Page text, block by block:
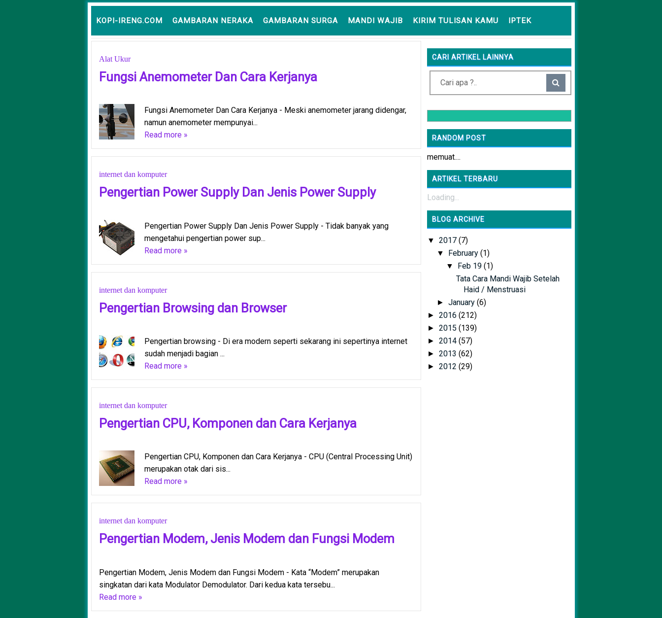
KOPI-IRENG.COM GAMBARAN NERAKA GAMBARAN SURGA MANDI WAJIB KIRIM TULISAN KAMU IPTEK
Alat Ukur
Fungsi Anemometer Dan Cara Kerjanya
Fungsi Anemometer Dan Cara Kerjanya - Meski anemometer jarang didengar,
namun anemometer mempunyai...
Read more »
internet dan komputer
Pengertian Power Supply Dan Jenis Power Supply
Pengertian Power Supply Dan Jenis Power Supply - Tidak banyak yang
mengetahui pengertian power sup...
Read more »
internet dan komputer
Pengertian Browsing dan Browser
Pengertian browsing - Di era modern seperti sekarang ini sepertinya internet
sudah menjadi bagian ...
Read more »
internet dan komputer
Pengertian CPU, Komponen dan Cara Kerjanya
Pengertian CPU, Komponen dan Cara Kerjanya - CPU (Central Processing Unit)
merupakan otak dari sis...
Read more »
internet dan komputer
Pengertian Modem, Jenis Modem dan Fungsi Modem
Pengertian Modem, Jenis Modem dan Fungsi Modem - Kata “Modem” merupakan
singkatan dari kata Modulator Demodulator. Dari kedua kata tersebu...
Read more »
CARI ARTIKEL LAINNYA
RANDOM POST
memuat....
ARTIKEL TERBARU
Loading...
BLOG ARCHIVE
▼ 2017 (7)
▼ February(1)
▼ Feb 19(1)
Tata Cara Mandi Wajib Setelah
Haid / Menstruasi
►January(6)
► 2016 (212)
► 2015 (139)
► 2014 (57)
► 2013 (62)
► 2012 (29)